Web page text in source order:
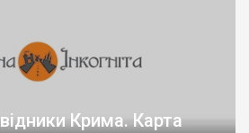
Крима. Карта